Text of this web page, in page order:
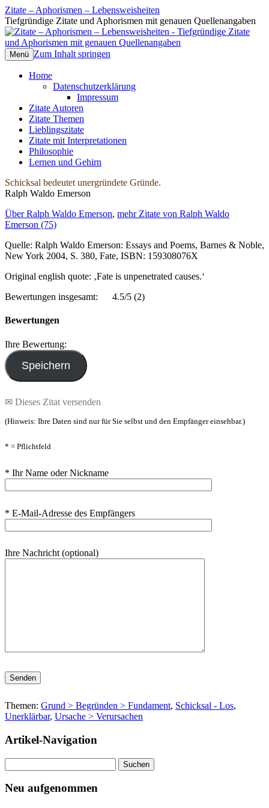
Zitate – Aphorismen – Lebensweisheiten
Tiefgründige Zitate und Aphorismen mit genauen Quellenangaben
Menü Zum Inhalt springen
Home
Datenschutzerklärung
Impressum
Zitate Autoren
Zitate Themen
Lieblingszitate
Zitate mit Interpretationen
Philosophie
Lernen und Gehirn
Schicksal bedeutet unergründete Gründe.
Ralph Waldo Emerson
Über Ralph Waldo Emerson, mehr Zitate von Ralph Waldo
Emerson (75)
Quelle: Ralph Waldo Emerson: Essays and Poems, Barnes & Noble,
New York 2004, S. 380, Fate, ISBN: 159308076X
Original english quote: ‚Fate is unpenetrated causes.‘
Bewertungen insgesamt:
4.5/5 (2)
Bewertungen
Ihre Bewertung:
✉ Dieses Zitat versenden
(Hinweis: Ihre Daten sind nur für Sie selbst und den Empfänger einsehbar.)
* = Pflichtfeld
* Ihr Name oder Nickname
* E-Mail-Adresse des Empfängers
Ihre Nachricht (optional)
Bitte lasse dieses Feld leer.
Themen: Grund > Begründen > Fundament, Schicksal - Los,
Unerklärbar, Ursache > Verursachen
Artikel-Navigation
nach:
Neu aufgenommen